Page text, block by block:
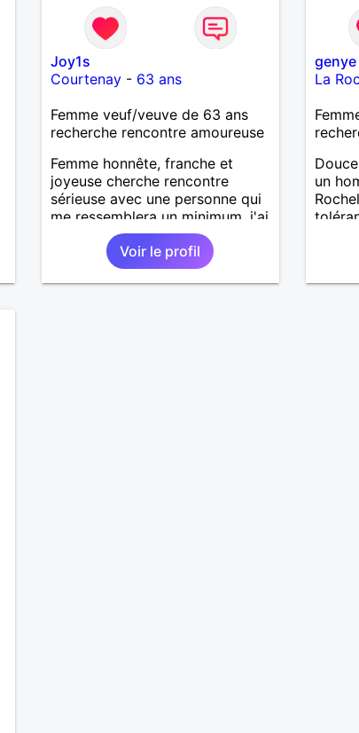
Joy1s
Courtenay- 63 ans
Femme veuf/veuve de 63 ans
recherche rencontre amoureuse
Femme honnête, franche et
joyeuse cherche rencontre
sérieuse avec une personne qui
me ressemblera un minimum. j'ai
des défauts comme tout le
monde et souhaite une vie
sereine dans une relation sur du
long terme.
Voir le profil
genye
La
un